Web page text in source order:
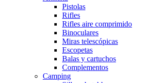
Pistolas
Rifles
Rifles aire comprimido
Binoculares
Miras telescópicas
Escopetas
Balas y cartuchos
Complementos
Camping